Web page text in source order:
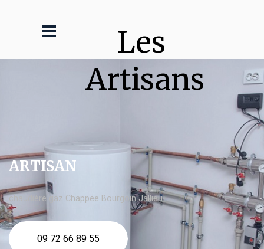
Les
Artisans
ARTISAN
chaudière gaz Chappee Bourgoin Jallieu
09 72 66 89 55